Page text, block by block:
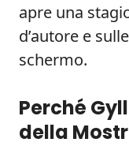
apre una
d’autore e
schermo.
Perché
della